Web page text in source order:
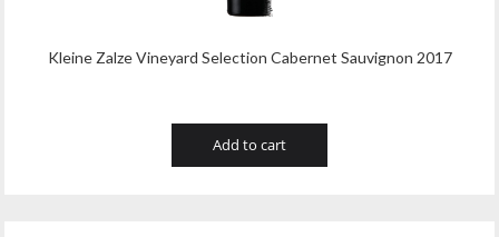
Kleine Zalze Vineyard Selection Cabernet Sauvignon 2017
Add to cart